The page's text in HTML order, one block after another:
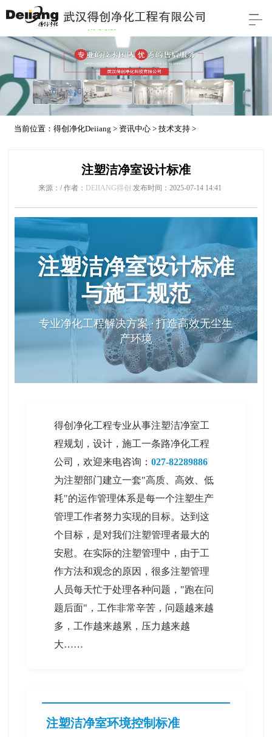
当前位置：得创净化Deiiang > 资讯中心 >技术支持 >
注塑洁净室设计标准
来源：/ 作者： DEIIANG得创 发布时间：2025-07-14 14:41
注塑洁净室设计标准
与施工规范
专业净化工程解决方案 · 打造高效无尘生
产环境
得创净化工程专业从事注塑洁净室工
程规划，设计，施工一条路净化工程
公司，欢迎来电咨询：027-82289886
为注塑部门建立一套"高质、高效、低
耗"的运作管理体系是每一个注塑生产
管理工作者努力实现的目标。达到这
个目标，是对我们注塑管理者最大的
安慰。在实际的注塑管理中，由于工
作方法和观念的原因，很多注塑管理
人员每天忙于处理各种问题，"跑在问
题后面"，工作非常辛苦，问题越来越
多，工作越来越累，压力越来越
大……
注塑洁净室环境控制标准